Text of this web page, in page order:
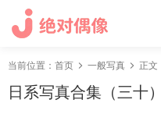
当前位置： 首页 一般写真 正文
日系写真合集（三十）